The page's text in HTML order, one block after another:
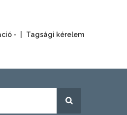
- Tagsági kérelem